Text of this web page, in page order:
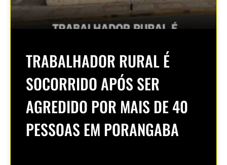
TRABALHADOR RURAL É
SOCORRIDO APÓS SER
AGREDIDO POR MAIS DE 40
PESSOAS EM PORANGABA